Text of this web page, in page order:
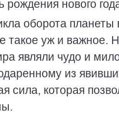
нового
оборота планеты
такое уж и важное.
являли чудо и
из
сила, которая